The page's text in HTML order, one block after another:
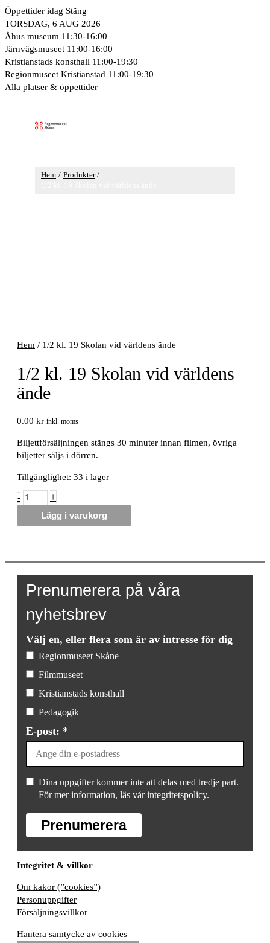
Hoppa
till
innehåll
Öppettider idag Stäng
TORSDAG, 6 AUG 2026
Åhus museum 11:30-16:00
Järnvägsmuseet 11:00-16:00
Kristianstads konsthall 11:00-19:30
Regionmuseet Kristianstad 11:00-19:30
Alla platser & öppettider
Hem
Produkter
Hem / 1/2 kl. 19 Skolan vid världens ände
1/2 kl. 19 Skolan vid världens
ände
0.00 kr inkl. moms
Biljettförsäljningen stängs 30 minuter innan filmen, övriga
biljetter säljs i dörren.
Tillgänglighet: 33 i lager
- 1/2
kl.
världens
mängd
+
Lägg i varukorg
Prenumerera på våra
nyhetsbrev
Välj en, eller flera som är av intresse för dig
Regionmuseet Skåne
Filmmuseet
Kristianstads konsthall
Pedagogik
E-post: *
Dina uppgifter kommer inte att delas med tredje part.
För mer information, läs vår integritetspolicy.
Prenumerera
Integritet & villkor
Om kakor (”cookies”)
Personuppgifter
Försäljningsvillkor
Hantera samtycke av cookies